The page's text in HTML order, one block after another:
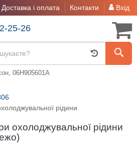
Доставка і оплата Контакти Вхід
25-26
06H905601A
рідини
охолоджувальної рідини